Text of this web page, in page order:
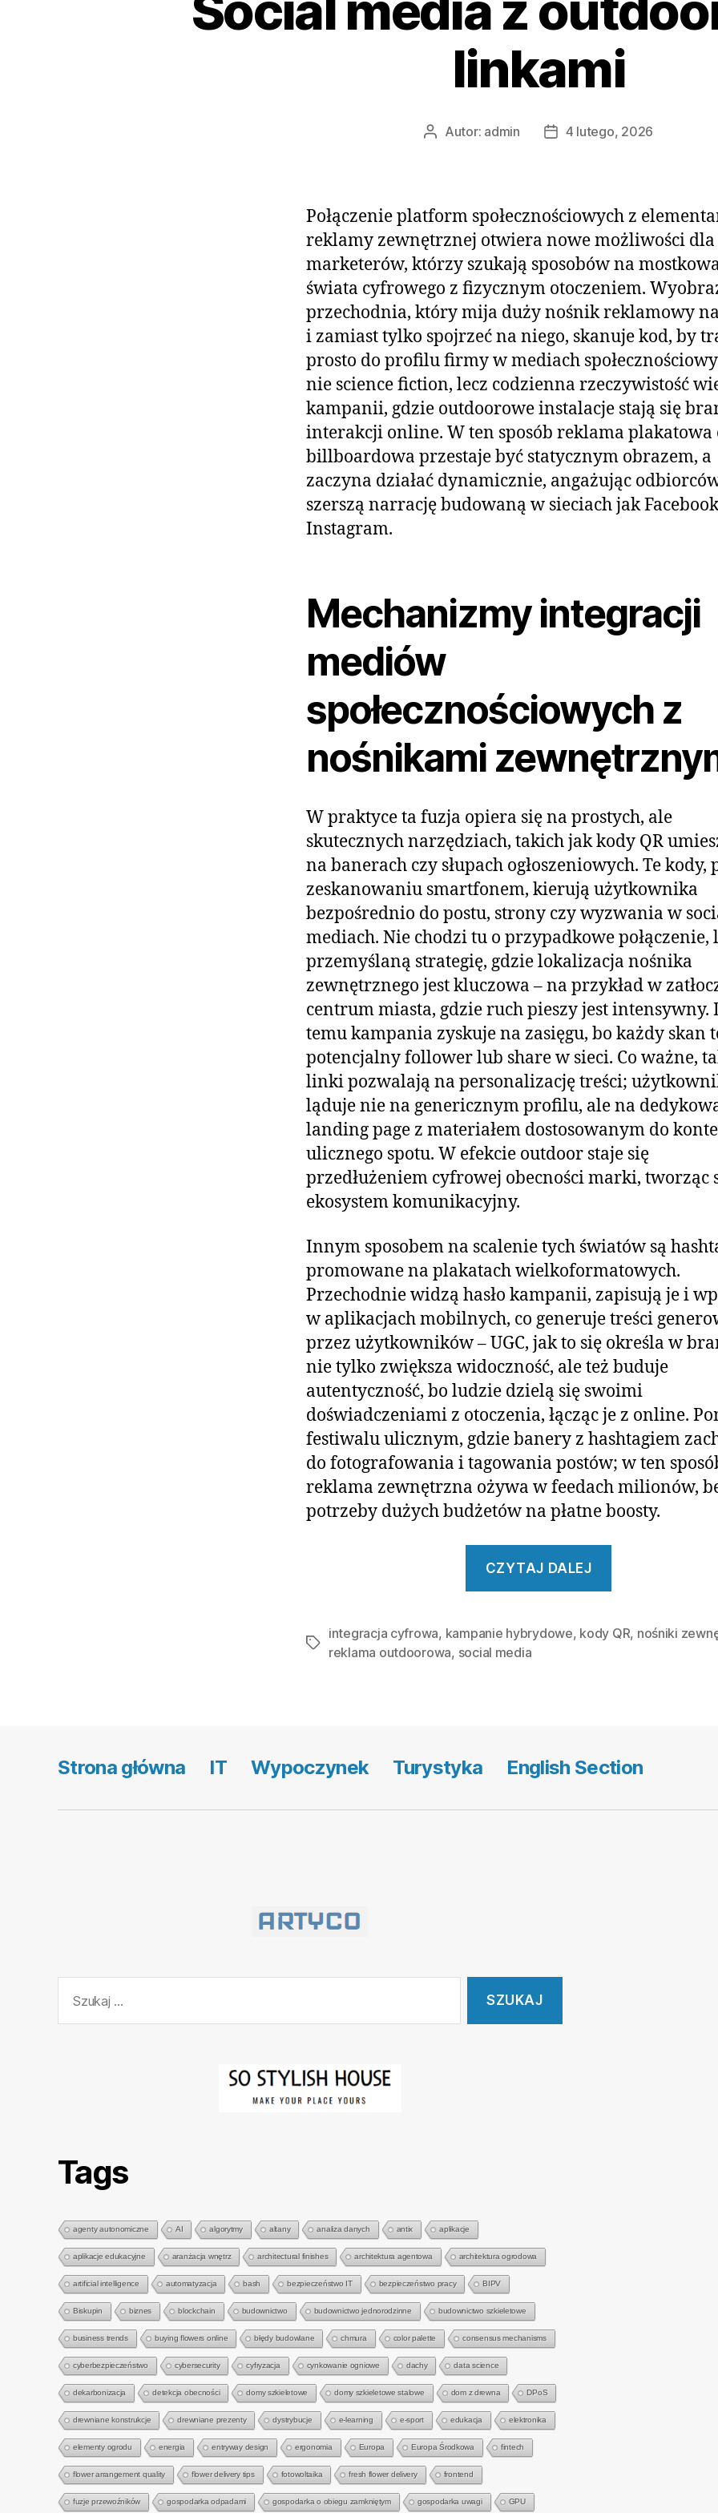
linkami
AutorAutor: admin
Data4 lutego, 2026
Połączenie platform społecznościowych z
reklamy zewnętrznej otwiera nowe możliwości dla
marketerów, którzy szukają sposobów na
świata cyfrowego z fizycznym otoczeniem.
przechodnia, który mija duży nośnik reklamowy
i zamiast tylko spojrzeć na niego, skanuje kod, by
prosto do profilu firmy w mediach
nie science fiction, lecz codzienna rzeczywistość
kampanii, gdzie outdoorowe instalacje stają się
interakcji online. W ten sposób reklama plakatowa
billboardowa przestaje być statycznym obrazem, a
zaczyna działać dynamicznie, angażując
szerszą narrację budowaną w sieciach jak
Instagram.
Mechanizmy integracji
mediów
społecznościowych z
nośnikami
W praktyce ta fuzja opiera się na prostych, ale
skutecznych narzędziach, takich jak kody QR
na banerach czy słupach ogłoszeniowych. Te kody,
zeskanowaniu smartfonem, kierują użytkownika
bezpośrednio do postu, strony czy wyzwania w
mediach. Nie chodzi tu o przypadkowe połączenie,
przemyślaną strategię, gdzie lokalizacja nośnika
zewnętrznego jest kluczowa – na przykład w
centrum miasta, gdzie ruch pieszy jest intensywny.
temu kampania zyskuje na zasięgu, bo każdy skan
potencjalny follower lub share w sieci. Co ważne,
linki pozwalają na personalizację treści;
ląduje nie na genericznym profilu, ale na
landing page z materiałem dostosowanym do
ulicznego spotu. W efekcie outdoor staje się
przedłużeniem cyfrowej obecności marki, tworząc
ekosystem komunikacyjny.
Innym sposobem na scalenie tych światów są
promowane na plakatach wielkoformatowych.
Przechodnie widzą hasło kampanii, zapisują je i
w aplikacjach mobilnych, co generuje treści
przez użytkowników – UGC, jak to się określa w
nie tylko zwiększa widoczność, ale też buduje
autentyczność, bo ludzie dzielą się swoimi
doświadczeniami z otoczenia, łącząc je z online.
festiwalu ulicznym, gdzie banery z hashtagiem
do fotografowania i tagowania postów; w ten
reklama zewnętrzna ożywa w feedach milionów,
potrzeby dużych budżetów na płatne boosty.
CZYTAJ DALEJ
Tagi
integracja cyfrowa, kampanie hybrydowe, kody QR, nośniki
reklama outdoorowa, social media
Strona główna IT Wypoczynek Turystyka English Section
Tags
agenty autonomiczne AI algorytmy altany analiza danych antix aplikacje
aplikacje edukacyjne aranżacja wnętrz architectural finishes architektura agentowa architektura ogrodowa
artificial intelligence automatyzacja bash bezpieczeństwo IT bezpieczeństwo pracy BIPV
Biskupin biznes blockchain budownictwo budownictwo jednorodzinne budownictwo szkieletowe
business trends buying flowers online błędy budowlane chmura color palette consensus mechanisms
cyberbezpieczeństwo cybersecurity cyfryzacja cynkowanie ogniowe dachy data science
dekarbonizacja detekcja obecności domy szkieletowe domy szkieletowe stalowe dom z drewna DPoS
drewniane konstrukcje drewniane prezenty dystrybucje e-learning e-sport edukacja elektronika
elementy ogrodu energia entryway design ergonomia Europa Europa Środkowa fintech
flower arrangement quality flower delivery tips fotowoltaika fresh flower delivery frontend
fuzje przewoźników gospodarka odpadami gospodarka o obiegu zamkniętym gospodarka uwagi GPU